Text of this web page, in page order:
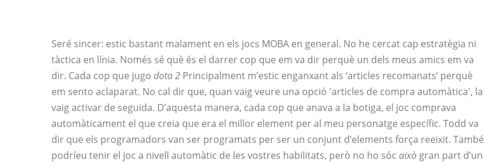
Seré sincer: estic bastant malament en els jocs MOBA en general. No he cercat cap estratègia ni
tàctica en línia. Només sé què és el darrer cop que em va dir perquè un dels meus amics em va
dir. Cada cop que jugo dota 2 Principalment m’estic enganxant als ‘articles recomanats’ perquè
em sento aclaparat. No cal dir que, quan vaig veure una opció 'articles de compra automàtica', la
vaig activar de seguida. D’aquesta manera, cada cop que anava a la botiga, el joc comprava
automàticament el que creia que era el millor element per al meu personatge específic. Todd va
dir que els programadors van ser programats per ser un conjunt d’elements força reeixit. També
podríeu tenir el joc a nivell automàtic de les vostres habilitats, però no ho sóc això gran part d’un